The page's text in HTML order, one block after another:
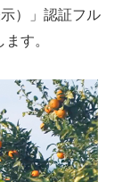
）」認証フル
す。